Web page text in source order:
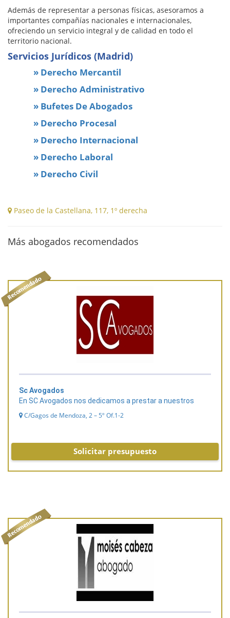
Además de representar a personas físicas, asesoramos a
importantes compañías nacionales e internacionales,
ofreciendo un servicio integral y de calidad en todo el
territorio nacional.
Servicios Jurídicos (Madrid)
» Derecho Mercantil
» Derecho Administrativo
» Bufetes De Abogados
» Derecho Procesal
» Derecho Internacional
» Derecho Laboral
» Derecho Civil
Paseo de la Castellana, 117, 1º derecha
Más abogados recomendados
Sc Avogados
En SC Avogados nos dedicamos a prestar a nuestros
C/Gagos de Mendoza, 2 – 5º Of.1-2
Solicitar presupuesto